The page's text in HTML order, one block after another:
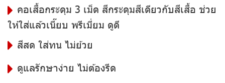
คอเสื้อกระดุม 3 เม็ด สีกระดุมสีเดียวกับสีเสื้อ ช่วย
ให้ใส่แล้วเนี๊ยบ พรีเมี่ยม ดูดี
สีสด ใส่ทน ไม่ย้วย
ดูแลรักษาง่าย ไม่ต้องรีด